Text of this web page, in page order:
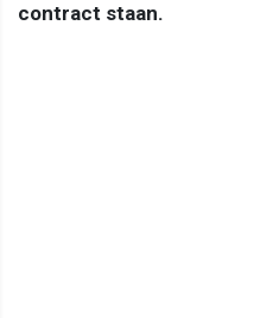
contract staan.